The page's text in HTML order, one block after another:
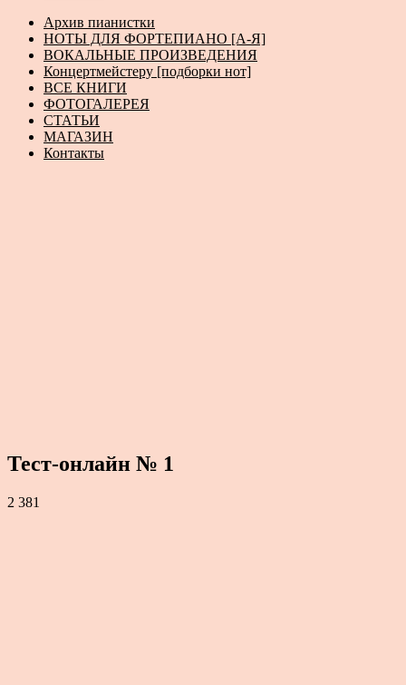
Архив пианистки
НОТЫ ДЛЯ ФОРТЕПИАНО [А-Я]
ВОКАЛЬНЫЕ ПРОИЗВЕДЕНИЯ
Концертмейстеру [подборки нот]
ВСЕ КНИГИ
ФОТОГАЛЕРЕЯ
СТАТЬИ
МАГАЗИН
Контакты
Тест-онлайн № 1
2 381